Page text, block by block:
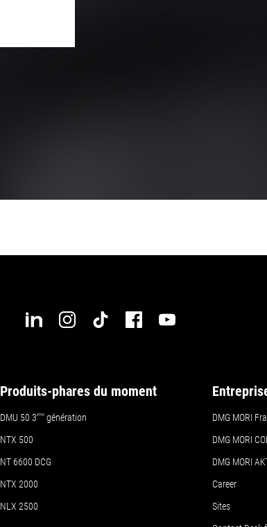
Produits-phares du moment
DMU 50 3ème génération
NTX 500
NT 6600 DCG
NTX 2000
NLX 2500
DMG MORI
DMG MORI
DMG MORI
Career
Sites